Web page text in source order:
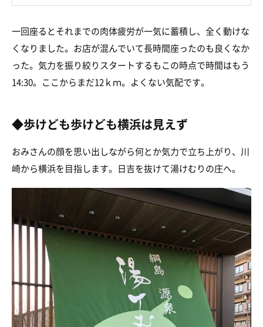
一回座るとそれまでの肉体疲労が一気に蓄積し、全く動けな
くなりました。お店が混んでいて長時間座ったのも良くなか
った。気力を振り絞りスタートするもこの時点で時間はもう
14:30。ここからまだ12ｋｍ。よくない気配です。
◆歩けども歩けども横浜は見えず
おみさんの顔を思い出しながら何とか気力で立ち上がり、川
崎から横浜を目指します。日吉を抜けて湯けむりの庄へ。